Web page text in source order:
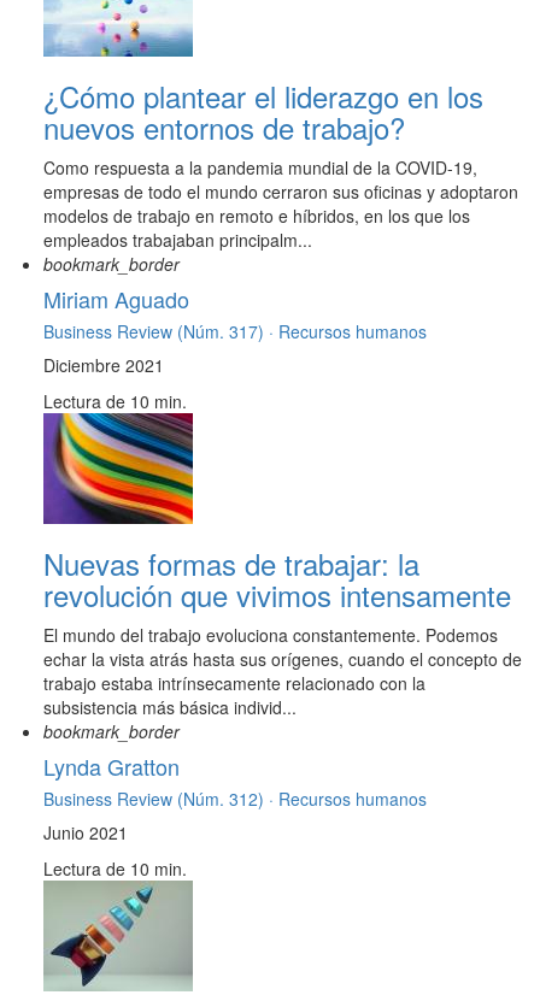
¿Cómo plantear el liderazgo en los
nuevos entornos de trabajo?
Como respuesta a la pandemia mundial de la COVID-19,
empresas de todo el mundo cerraron sus oficinas y adoptaron
modelos de trabajo en remoto e híbridos, en los que los
empleados trabajaban principalm...
bookmark_border
Miriam Aguado
Business Review (Núm. 317) · Recursos humanos
Diciembre 2021
Lectura de 10 min.
Nuevas formas de trabajar: la
revolución que vivimos intensamente
El mundo del trabajo evoluciona constantemente. Podemos
echar la vista atrás hasta sus orígenes, cuando el concepto de
trabajo estaba intrínsecamente relacionado con la
subsistencia más básica individ...
bookmark_border
Lynda Gratton
Business Review (Núm. 312) · Recursos humanos
Junio 2021
Lectura de 10 min.